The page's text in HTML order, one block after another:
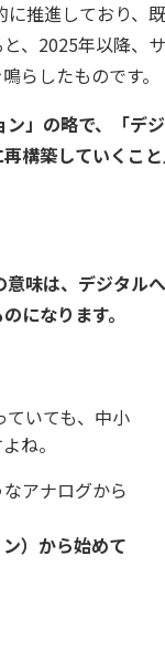
推進しており、
、2025年以降、
らしたものです。
」の略で、「
構築していくこと
味は、デジタル
になります。
ていても、中小
ね。
アナログから
）から始めて